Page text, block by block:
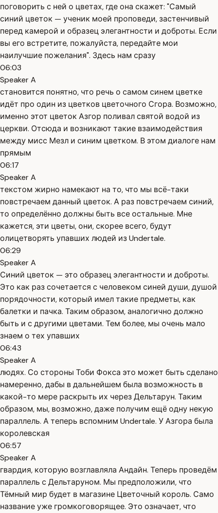
поговорить с ней о цветах, где она скажет: "Самый
синий цветок — ученик моей проповеди, застенчивый
перед камерой и образец элегантности и доброты. Если
вы его встретите, пожалуйста, передайте мои
наилучшие пожелания". Здесь нам сразу
06:03
Speaker A
становится понятно, что речь о самом синем цветке
идёт про один из цветков цветочного Сгора. Возможно,
именно этот цветок Азгор поливал святой водой из
церкви. Отсюда и возникают такие взаимодействия
между мисс Мезл и синим цветком. В этом диалоге нам
прямым
06:17
Speaker A
текстом жирно намекают на то, что мы всё-таки
повстречаем данный цветок. А раз повстречаем синий,
то определённо должны быть все остальные. Мне
кажется, эти цветы, они, скорее всего, будут
олицетворять упавших людей из Undertale.
06:29
Speaker A
Синий цветок — это образец элегантности и доброты.
Это как раз сочетается с человеком синей души, душой
порядочности, который имел такие предметы, как
балетки и пачка. Таким образом, аналогично должно
быть и с другими цветами. Тем более, мы очень мало
знаем о тех упавших
06:43
Speaker A
людях. Со стороны Тоби Фокса это может быть сделано
намеренно, дабы в дальнейшем была возможность в
какой-то мере раскрыть их через Дельтарун. Таким
образом, мы, возможно, даже получим ещё одну некую
параллель. А теперь вспомним Undertale. У Азгора была
королевская
06:57
Speaker A
гвардия, которую возглавляла Андайн. Теперь проведём
параллель с Дельтаруном. Мы предположили, что
Тёмный мир будет в магазине Цветочный король. Само
название уже громкоговорящее. Это означает, что